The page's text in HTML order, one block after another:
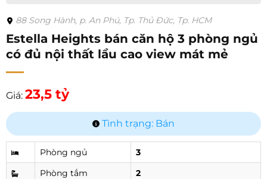
88 Song Hành, p. An Phú, Tp. Thủ Đức, Tp. HCM
Estella Heights bán căn hộ 3 phòng ngủ
có đủ nội thất lầu cao view mát mẻ
Giá: 23,5 tỷ
Tình trạng: Bán
Phòng ngủ
3
Phòng tắm
2